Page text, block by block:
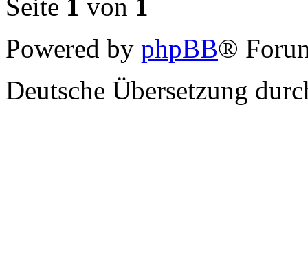
Seite 1 von 1
Powered by phpBB®
Deutsche Übersetzung